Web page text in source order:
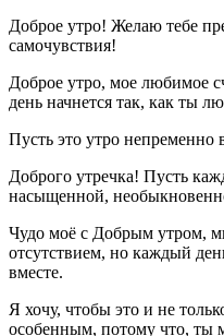
Доброе утро! Желаю тебе
самочувствия!
Доброе утро, мое любимое
день начнется так, как ты
Пусть это утро непременно
Доброго утречка! Пусть
насыщенной,
Чудо моё с Добрым утром,
отсутствием, но каждый
вместе.
Я хочу, чтобы это и не
особенным, потому что, ты